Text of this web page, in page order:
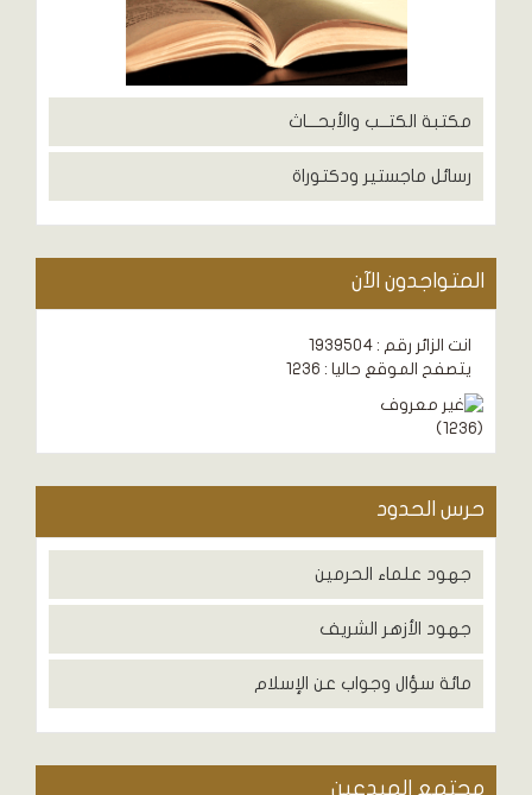
مكتبة الكتــب والأبحـــاث
رسائل ماجستير ودكتوراة
المتواجدون الآن
انت الزائر رقم : 1939504
يتصفح الموقع حاليا : 1236
(
1236
)
حرس الحدود
جهود علماء الحرمين
جهود الأزهر الشريف
مائة سؤال وجواب عن الإسلام
مجتمع المبدعين